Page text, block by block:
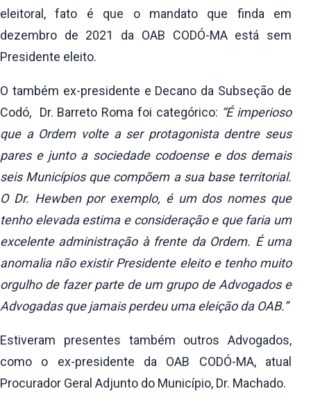
eleitoral, fato é que o mandato que finda em
dezembro de 2021 da OAB CODÓ-MA está sem
Presidente eleito.
O também ex-presidente e Decano da Subseção de
Codó, Dr. Barreto Roma foi categórico: “É imperioso
que a Ordem volte a ser protagonista dentre seus
pares e junto a sociedade codoense e dos demais
seis Municípios que compõem a sua base territorial.
O Dr. Hewben por exemplo, é um dos nomes que
tenho elevada estima e consideração e que faria um
excelente administração à frente da Ordem. É uma
anomalia não existir Presidente eleito e tenho muito
orgulho de fazer parte de um grupo de Advogados e
Advogadas que jamais perdeu uma eleição da OAB.”
Estiveram presentes também outros Advogados,
como o ex-presidente da OAB CODÓ-MA, atual
Procurador Geral Adjunto do Município, Dr. Machado.